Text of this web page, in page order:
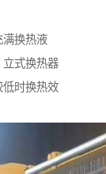
满换热液
立式换热器
低时换热效